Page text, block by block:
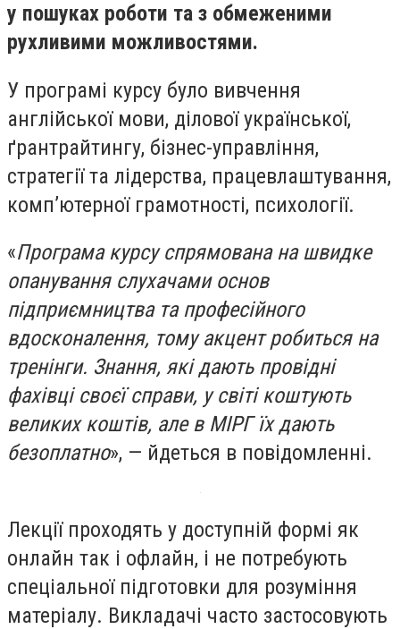
у пошуках роботи та з обмеженими
рухливими можливостями.
У програмі курсу було вивчення
англійської мови, ділової української,
ґрантрайтингу, бізнес-управління,
стратегії та лідерства, працевлаштування,
комп’ютерної грамотності, психології.
«Програма курсу спрямована на швидке
опанування слухачами основ
підприємництва та професійного
вдосконалення, тому акцент робиться на
тренінги. Знання, які дають провідні
фахівці своєї справи, у світі коштують
великих коштів, але в МІРГ їх дають
безоплатно», — йдеться в повідомленні.
Лекції проходять у доступній формі як
онлайн так і офлайн, і не потребують
спеціальної підготовки для розуміння
матеріалу. Викладачі часто застосовують